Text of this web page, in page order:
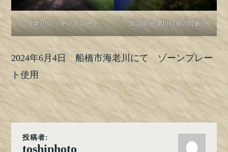
海老川ジョギングロード 上流北谷津川川岸の竹藪
2024年6月4日 船橋市海老川にて ゾーンプレー
ト使用
投稿者:
toshiphoto